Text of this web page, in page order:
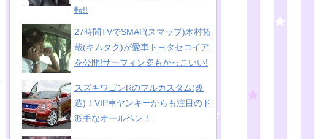
転!!
27時間TVでSMAP(スマップ)木村拓
哉(キムタク)が愛車トヨタセコイア
を公開!サーフィン姿もかっこいい!
スズキワゴンRのフルカスタム(改
造)！VIP車ヤンキーからも注目のド
派手なオールペン！